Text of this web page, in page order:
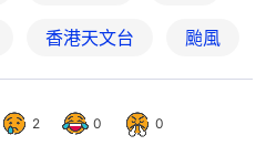
香港天文台 颱風
2 0 0